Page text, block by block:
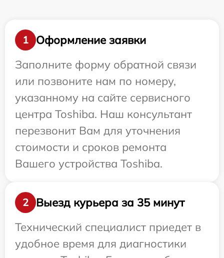
1
Оформление заявки
Заполните форму обратной связи
или позвоните нам по номеру,
указанному на сайте сервисного
центра Toshiba. Наш консультант
перезвонит Вам для уточнения
стоимости и сроков ремонта
Вашего устройства Toshiba.
2
Выезд курьера за 35 минут
Технический специалист приедет в
удобное время для диагностики